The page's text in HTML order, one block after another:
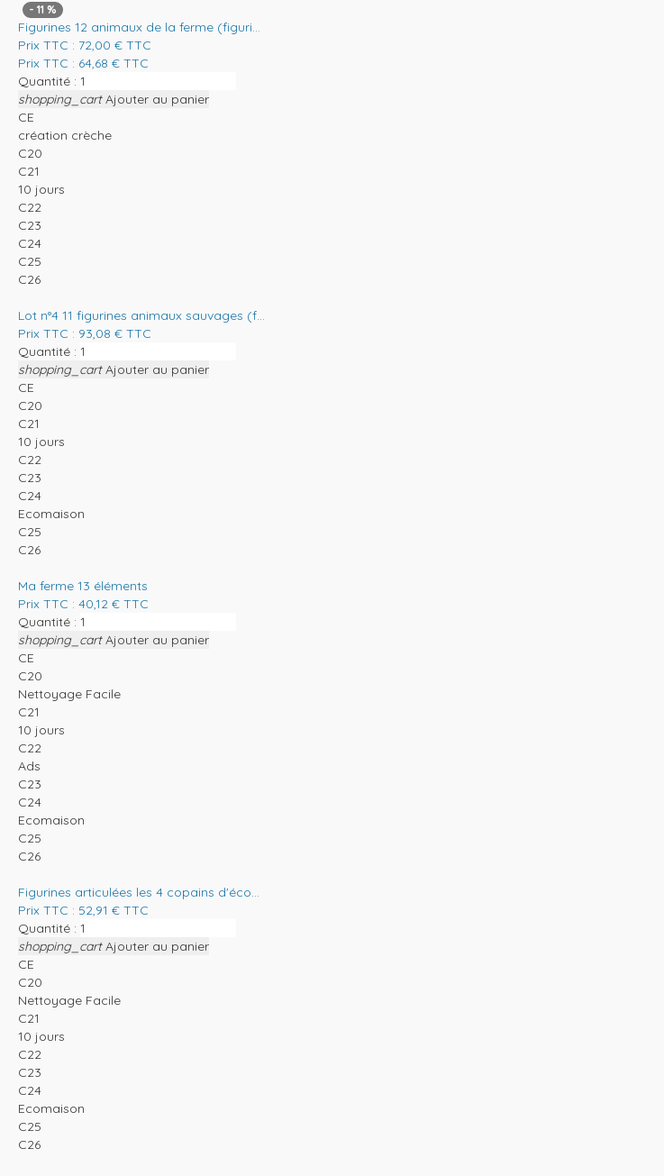
- 11 %
Figurines 12 animaux de la ferme (figuri...
Prix TTC : 72,00 € TTC
Prix TTC : 64,68 € TTC
Quantité :
shopping_cart Ajouter au panier
CE
création crèche
C20
C21
10 jours
C22
C23
C24
C25
C26
Lot n°4 11 figurines animaux sauvages (f...
Prix TTC : 93,08 € TTC
Quantité :
shopping_cart Ajouter au panier
CE
C20
C21
10 jours
C22
C23
C24
Ecomaison
C25
C26
Ma ferme 13 éléments
Prix TTC : 40,12 € TTC
Quantité :
shopping_cart Ajouter au panier
CE
C20
Nettoyage Facile
C21
10 jours
C22
Ads
C23
C24
Ecomaison
C25
C26
Figurines articulées les 4 copains d'éco...
Prix TTC : 52,91 € TTC
Quantité :
shopping_cart Ajouter au panier
CE
C20
Nettoyage Facile
C21
10 jours
C22
C23
C24
Ecomaison
C25
C26